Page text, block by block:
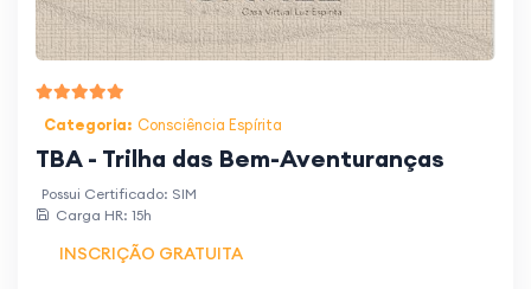
Categoria: Consciência Espírita
TBA - Trilha das Bem-Aventuranças
Possui Certificado: SIM
Carga HR: 15h
INSCRIÇÃO GRATUITA